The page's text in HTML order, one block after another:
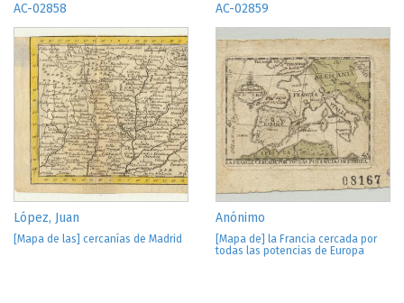
AC-02858
López, Juan
[Mapa de las] cercanías de Madrid
AC-02859
Anónimo
[Mapa de] la Francia cercada por
todas las potencias de Europa